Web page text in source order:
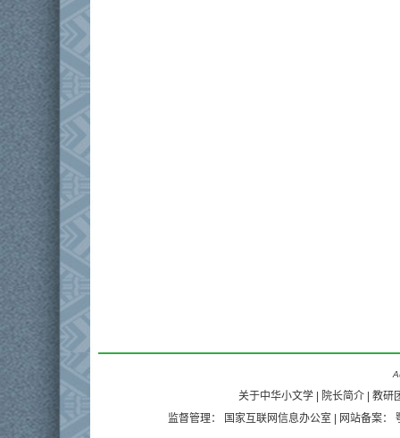
关于中华小文学 院长简介
教研
监督管理：
国家互联网信息办公室 | 网站备案：